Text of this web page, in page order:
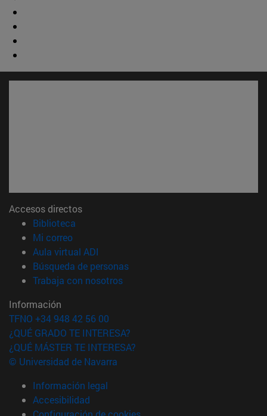
Accesos directos
Biblioteca
Mi correo(abre en nueva ventana)
Aula virtual ADI
Búsqueda de personas(abre en nueva ventana)
Trabaja con nosotros(abre en nueva ventana)
Información
TFNO +34 948 42 56 00
¿QUÉ GRADO TE INTERESA?
¿QUÉ MÁSTER TE INTERESA?
© Universidad de Navarra
Información legal
Accesibilidad